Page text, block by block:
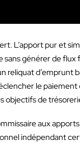
L’apport pur et
générer de
d’emprunt
le
objectifs de
aux
indépendant